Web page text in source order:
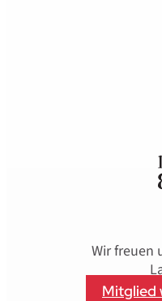
Wir freuen
Mitglied